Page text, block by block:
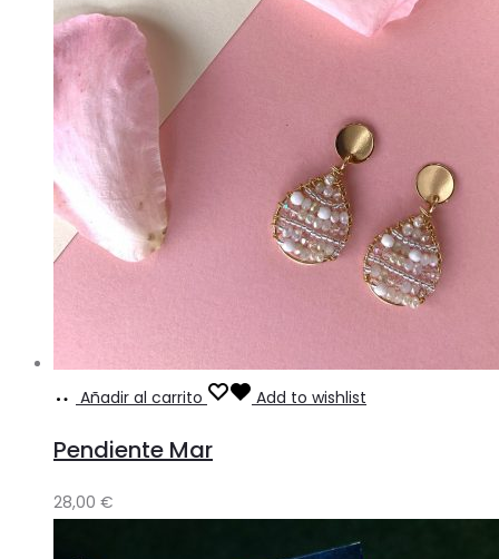
Añadir al carrito Add to wishlist
Pendiente Mar
28,00 €